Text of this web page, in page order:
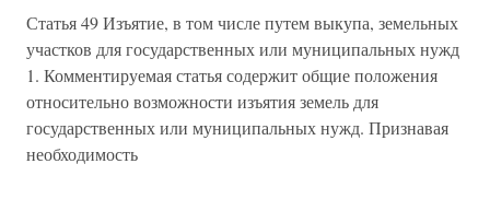
Статья 49 Изъятие, в том числе путем выкупа, земельных
участков для государственных или муниципальных нужд
1. Комментируемая статья содержит общие положения
относительно возможности изъятия земель для
государственных или муниципальных нужд. Признавая
необходимость